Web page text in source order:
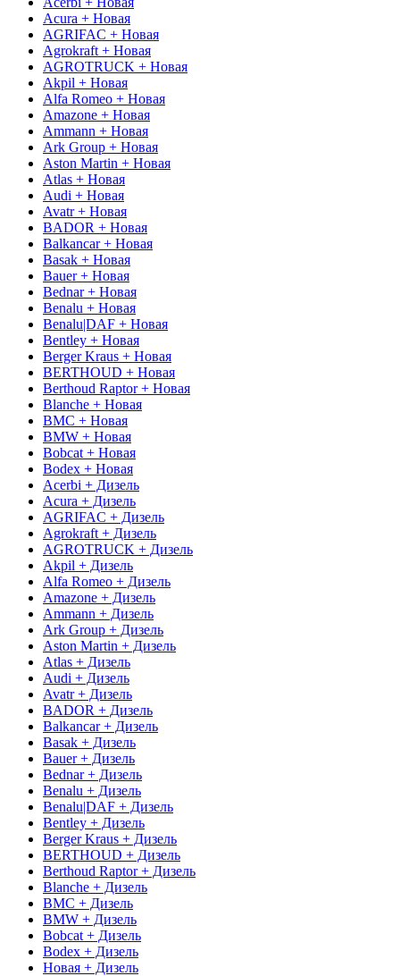
Acura + Новая
AGRIFAC + Новая
Agrokraft + Новая
AGROTRUCK + Новая
Akpil + Новая
Alfa Romeo + Новая
Amazone + Новая
Ammann + Новая
Ark Group + Новая
Aston Martin + Новая
Atlas + Новая
Audi + Новая
Avatr + Новая
BADOR + Новая
Balkancar + Новая
Basak + Новая
Bauer + Новая
Bednar + Новая
Benalu + Новая
Benalu|DAF + Новая
Bentley + Новая
Berger Kraus + Новая
BERTHOUD + Новая
Berthoud Raptor + Новая
Blanche + Новая
BMC + Новая
BMW + Новая
Bobcat + Новая
Bodex + Новая
Acerbi + Дизель
Acura + Дизель
AGRIFAC + Дизель
Agrokraft + Дизель
AGROTRUCK + Дизель
Akpil + Дизель
Alfa Romeo + Дизель
Amazone + Дизель
Ammann + Дизель
Ark Group + Дизель
Aston Martin + Дизель
Atlas + Дизель
Audi + Дизель
Avatr + Дизель
BADOR + Дизель
Balkancar + Дизель
Basak + Дизель
Bauer + Дизель
Bednar + Дизель
Benalu + Дизель
Benalu|DAF + Дизель
Bentley + Дизель
Berger Kraus + Дизель
BERTHOUD + Дизель
Berthoud Raptor + Дизель
Blanche + Дизель
BMC + Дизель
BMW + Дизель
Bobcat + Дизель
Bodex + Дизель
Новая + Дизель